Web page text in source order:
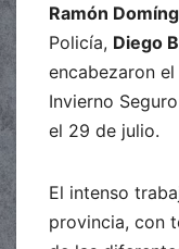
Ramón
Policía, Diego
encabezaron
Invierno
el 29 de julio.
El intenso
provincia, con